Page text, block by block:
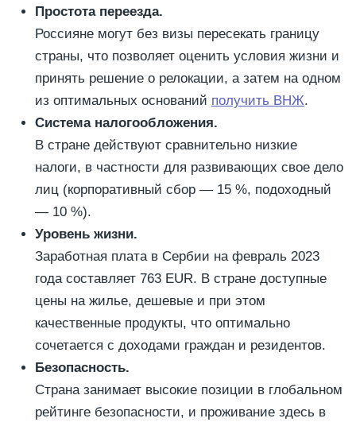
Простота переезда.
Россияне могут без визы пересекать границу
страны, что позволяет оценить условия жизни и
принять решение о релокации, а затем на одном
из оптимальных оснований получить ВНЖ.
Система налогообложения.
В стране действуют сравнительно низкие
налоги, в частности для развивающих свое дело
лиц (корпоративный сбор — 15 %, подоходный
— 10 %).
Уровень жизни.
Заработная плата в Сербии на февраль 2023
года составляет 763 EUR. В стране доступные
цены на жилье, дешевые и при этом
качественные продукты, что оптимально
сочетается с доходами граждан и резидентов.
Безопасность.
Страна занимает высокие позиции в глобальном
рейтинге безопасности, и проживание здесь в